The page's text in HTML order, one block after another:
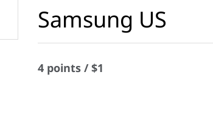
Samsung US
4 points / $1